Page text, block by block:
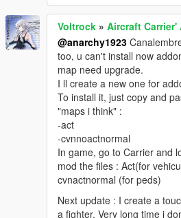
Voltrock » Aircraft
@anarchy1923
too, u can't install now
map need upgrade.
I ll create a new one for
To install it, just copy and
"maps i think" :
-act
-cvnnoactnormal
In game, go to Carrier and
mod the files : Act(for
cvnactnormal (for peds)
Next update : I create a
a fighter. Very long time i